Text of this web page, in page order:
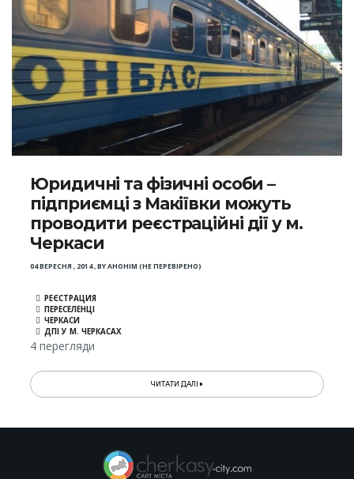
Юридичні та фізичні особи –
підприємці з Макіївки можуть
проводити реєстраційні дії у м.
Черкаси
04 ВЕРЕСНЯ , 2014,BYАНОНІМ (НЕ ПЕРЕВІРЕНО)
РЕЄСТРАЦИЯ
ПЕРЕСЕЛЕНЦІ
ЧЕРКАСИ
ДПІ У М. ЧЕРКАСАХ
4 перегляди
ЧИТАТИ ДАЛІ